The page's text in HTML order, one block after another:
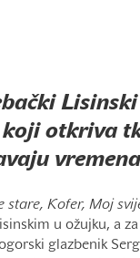
otkriva
stare, Kofer, Moj
u ožujku, a
glazbenik